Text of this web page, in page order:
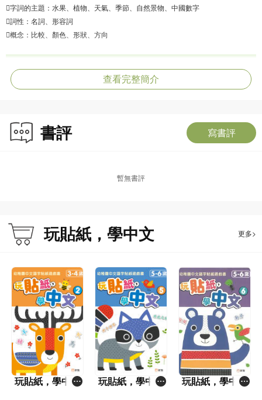
字詞的主題：水果、植物、天氣、季節、自然景物、中國數字
詞性：名詞、形容詞
概念：比較、顏色、形狀、方向
查看完整簡介
書評 寫書評
暫無書評
玩貼紙，學中文 更多>
玩貼紙，學中文
玩貼紙，學中文
玩貼紙，學中文